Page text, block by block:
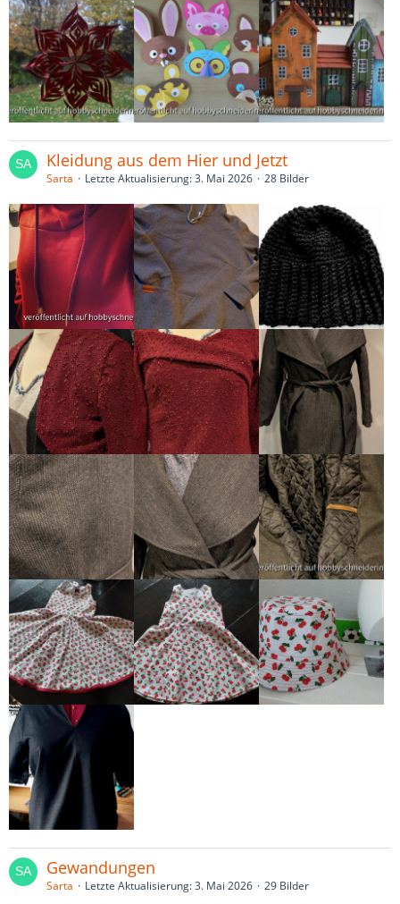
Kleidung aus dem Hier und Jetzt
Sarta Letzte Aktualisierung:3. Mai 2026 28 Bilder
Gewandungen
Sarta Letzte Aktualisierung:3. Mai 2026 29 Bilder